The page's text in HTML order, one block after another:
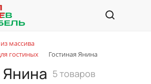
массива
гостиных
Гостиная Янина
Янина 5 товаров